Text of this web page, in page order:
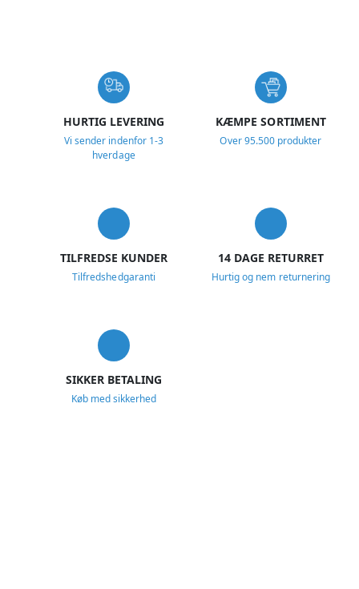
HURTIG LEVERING
Vi sender indenfor 1-3
hverdage
KÆMPE SORTIMENT
Over 95.500 produkter
TILFREDSE KUNDER
Tilfredshedgaranti
14 DAGE RETURRET
Hurtig og nem returnering
SIKKER BETALING
Køb med sikkerhed